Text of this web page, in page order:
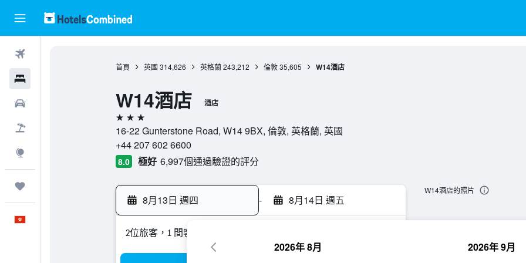
首頁 英國 314,626 英格蘭 243,212 倫敦 35,605 W14酒店
W14酒店 酒店
3星級
16-22 Gunterstone Road, W14 9BX, 倫敦, 英格蘭, 英國
+44 207 602 6600
8.0 極好 6,997個通過驗證的評分
8月13日 週四 - 8月14日 週五
2位旅客，1 間客房
W14酒店的照片
2026年 8月 2026年 9月